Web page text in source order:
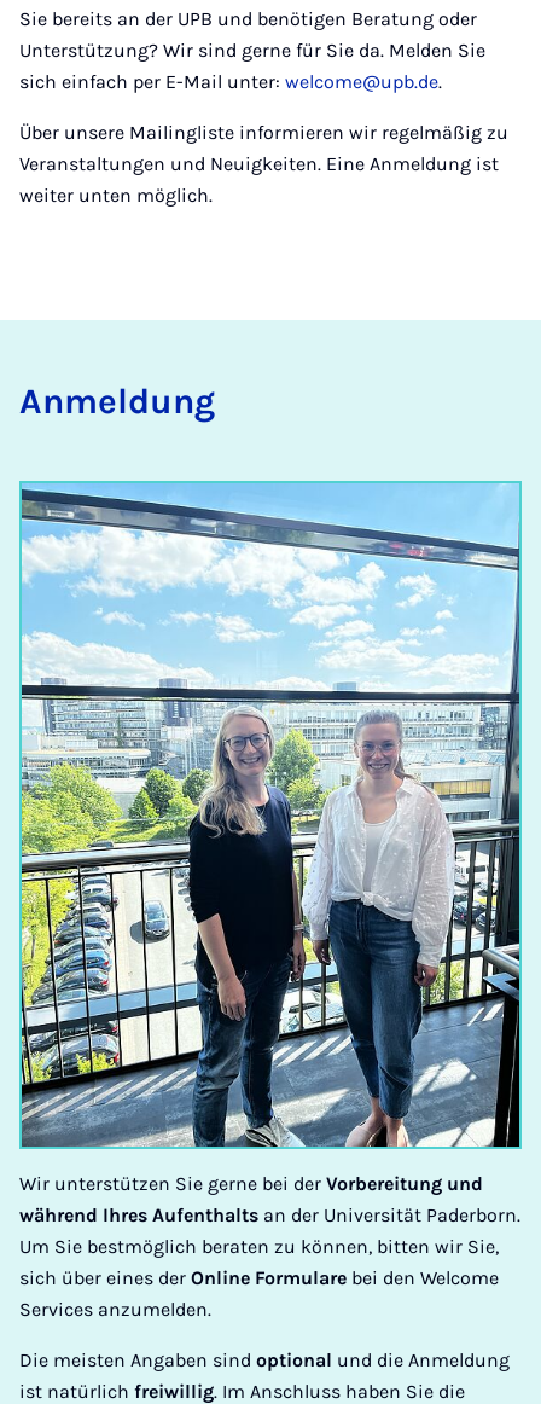
Sie bereits an der UPB und benötigen Beratung oder
Unterstützung? Wir sind gerne für Sie da. Melden Sie
sich einfach per E-Mail unter: welcome@upb.de.
Über unsere Mailingliste informieren wir regelmäßig zu
Veranstaltungen und Neuigkeiten. Eine Anmeldung ist
weiter unten möglich.
An­mel­dung
Wir unterstützen Sie gerne bei der Vorbereitung und
während Ihres Aufenthalts an der Universität Paderborn.
Um Sie bestmöglich beraten zu können, bitten wir Sie,
sich über eines der Online Formulare bei den Welcome
Services anzumelden.
Die meisten Angaben sind optional und die Anmeldung
ist natürlich freiwillig. Im Anschluss haben Sie die